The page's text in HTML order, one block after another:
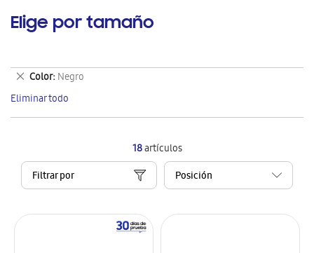
Elige por tamaño
18artículos
Filtrar por
Color Negro
Eliminar
este
artículo
Eliminar todo